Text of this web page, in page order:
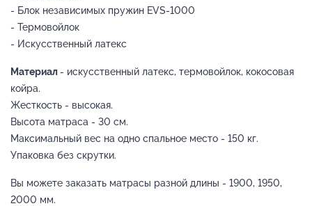
- Блок независимых пружин EVS-1000
- Термовойлок
- Искусственный латекс
Материал - искусственный латекс, термовойлок, кокосовая
койра.
Жесткость - высокая.
Высота матраса - 30 см.
Максимальный вес на одно спальное место - 150 кг.
Упаковка без скрутки.
Вы можете заказать матрасы разной длины - 1900, 1950,
2000 мм.